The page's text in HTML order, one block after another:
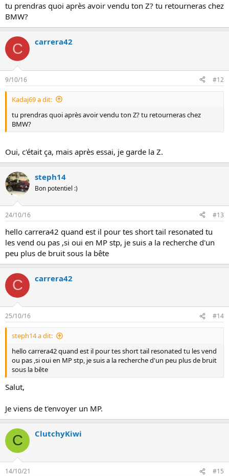
tu prendras quoi après avoir vendu ton Z? tu retourneras chez
BMW?
C carrera42
9/10/16 #12
Kadaj69 a dit:
tu prendras quoi après avoir vendu ton Z? tu retourneras chez
BMW?
Oui, c'était ça, mais après essai, je garde la Z.
steph14
Bon potentiel :)
24/10/16 #13
hello carrera42 quand est il pour tes short tail resonated tu
les vend ou pas ,si oui en MP stp, je suis a la recherche d'un
peu plus de bruit sous la bête
C carrera42
25/10/16 #14
steph14 a dit:
hello carrera42 quand est il pour tes short tail resonated tu les vend
ou pas ,si oui en MP stp, je suis a la recherche d'un peu plus de bruit
sous la bête
Salut,
Je viens de t'envoyer un MP.
C ClutchyKiwi
14/10/21 #15